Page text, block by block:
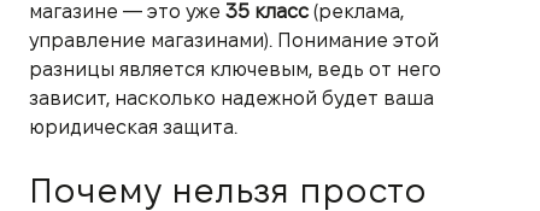
магазине — это уже 35 класс (реклама,
управление магазинами). Понимание этой
разницы является ключевым, ведь от него
зависит, насколько надежной будет ваша
юридическая защита.
Почему нельзя просто